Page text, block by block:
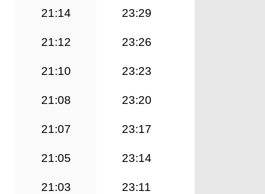
21:14 23:29
21:12 23:26
21:10 23:23
21:08 23:20
21:07 23:17
21:05 23:14
21:03 23:11